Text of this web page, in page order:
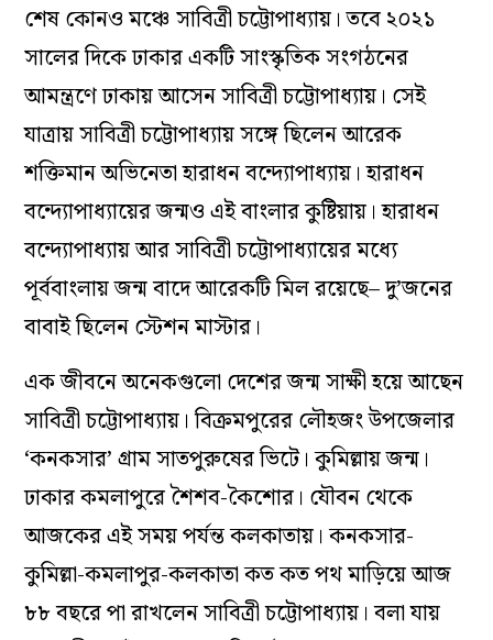
শেষ কোনও মঞ্চে সাবিত্রী চট্টোপাধ্যায়। তবে ২০২১
সালের দিকে ঢাকার একটি সাংস্কৃতিক সংগঠনের
আমন্ত্রণে ঢাকায় আসেন সাবিত্রী চট্টোপাধ্যায়। সেই
যাত্রায় সাবিত্রী চট্টোপাধ্যায় সঙ্গে ছিলেন আরেক
শক্তিমান অভিনেতা হারাধন বন্দ্যোপাধ্যায়। হারাধন
বন্দ্যোপাধ্যায়ের জন্মও এই বাংলার কুষ্টিয়ায়। হারাধন
বন্দ্যোপাধ্যায় আর সাবিত্রী চট্টোপাধ্যায়ের মধ্যে
পূর্ববাংলায় জন্ম বাদে আরেকটি মিল রয়েছে– দু’জনের
বাবাই ছিলেন স্টেশন মাস্টার।
এক জীবনে অনেকগুলো দেশের জন্ম সাক্ষী হয়ে আছেন
সাবিত্রী চট্টোপাধ্যায়। বিক্রমপুরের লৌহজং উপজেলার
‘কনকসার’ গ্রাম সাতপুরুষের ভিটে। কুমিল্লায় জন্ম।
ঢাকার কমলাপুরে শৈশব-কৈশোর। যৌবন থেকে
আজকের এই সময় পর্যন্ত কলকাতায়। কনকসার-
কুমিল্লা-কমলাপুর-কলকাতা কত কত পথ মাড়িয়ে আজ
৮৮ বছরে পা রাখলেন সাবিত্রী চট্টোপাধ্যায়। বলা যায়